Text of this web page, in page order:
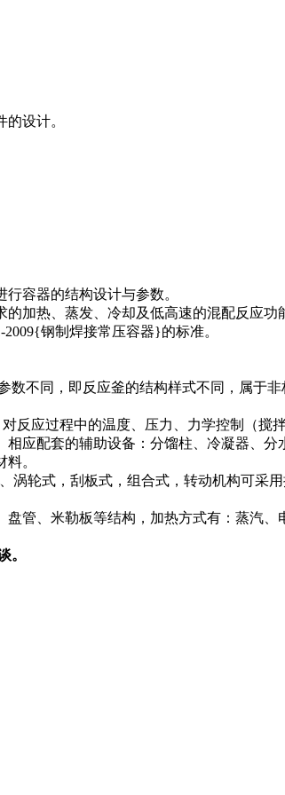
设计。
容器的结构设计与参数。
加热、蒸发、冷却及低高速的混配反应功
钢制焊接常压容器}的标准。
不同，即反应釜的结构样式不同，属于非
应过程中的温度、压力、力学控制（搅
应配套的辅助设备：分馏柱、冷凝器、分
。
涡轮式，刮板式，组合式，转动机构可采
管、米勒板等结构，加热方式有：蒸汽
。